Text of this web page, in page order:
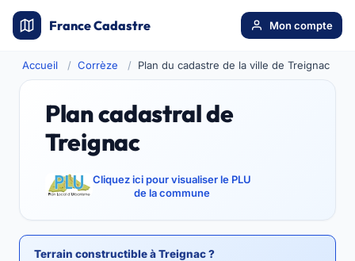
France Cadastre Mon compte
Accueil Corrèze Plan du cadastre de la ville de Treignac
Plan cadastral de
Treignac
Cliquez ici pour visualiser le PLU
de la commune
Terrain constructible à Treignac ?